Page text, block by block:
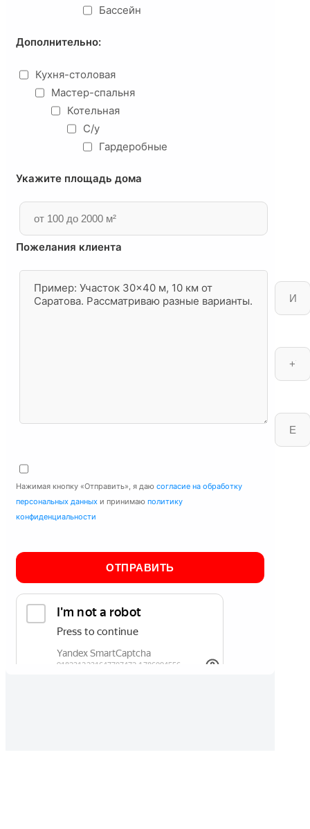
Бассейн
Дополнительно:
Кухня-столовая
Мастер-спальня
Котельная
С/у
Гардеробные
Укажите площадь дома
Пожелания клиента
Нажимая кнопку «Отправить», я даю согласие на обработку
персональных данных и принимаю политику
конфиденциальности